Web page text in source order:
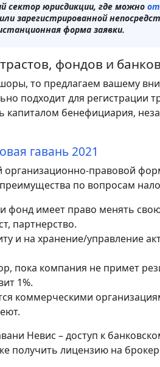
сектор юрисдикции, где можно
зарегистрированной
форма заявки.
фондов и
то предлагаем вашему
подходит для регистрации
капиталом бенефициария,
гавань 2021
организационно-правовой
по вопросам
фонд имеет право менять
партнерство.
и на хранение/управление
пока компания не примет
1%.
коммерческими
Невис – доступ к
получить лицензию на